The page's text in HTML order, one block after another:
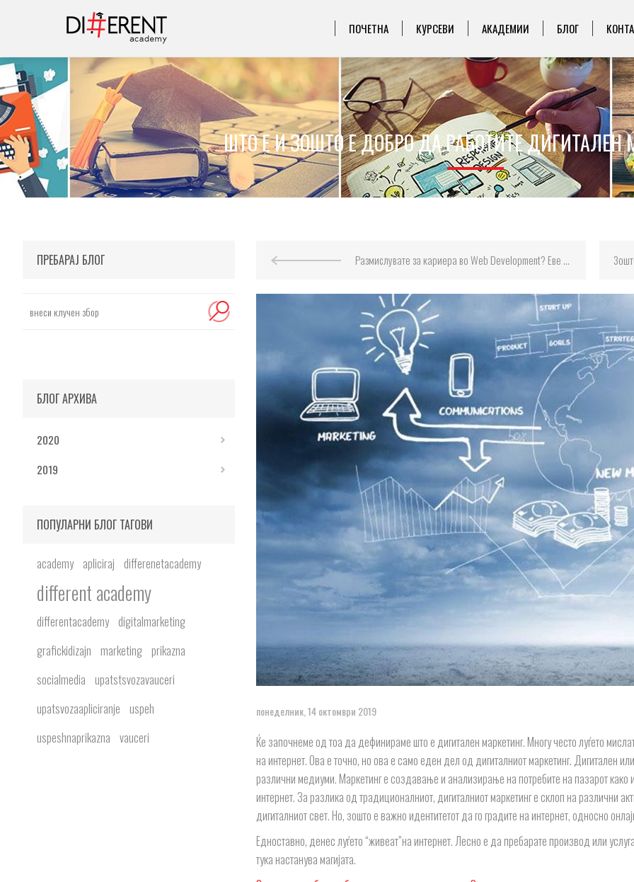
ПОЧЕТНА КУРСЕВИ АКАДЕМИИ БЛОГ
Размислувате за кариера во Web Development? Еве што треба да знаете!
ШТО Е И ЗОШТО Е ДОБРО ДА РАБОТИТЕ ДИГИТАЛЕН
понеделник, 14 октомври 2019
Ќе започнеме од тоа да дефинираме што е дигитален маркетинг. Многу често луѓето
на интернет. Ова е точно, но ова е само еден дел од дигиталниот маркетинг. Дигитален
различни медиуми. Маркетинг е создавање и анализирање на потребите на пазарот како
интернет. За разлика од традиционалниот, дигиталниот маркетинг е склоп на различни
дигиталниот свет. Но, зошто е важно идентитетот да го градите на интернет, односно
Едноставно, денес луѓето “живеат”на интернет. Лесно е да пребарате производ или
тука настанува магијата.
ПРЕБАРАЈ БЛОГ
БЛОГ АРХИВА
2020
2019
ПОПУЛАРНИ БЛОГ ТАГОВИ
academy apliciraj differenetacademy
different academy
differentacademy digitalmarketing
grafickidizajn
marketing prikazna
socialmedia
upatstsvozavauceri
upatsvozaapliciranje
uspeh
uspeshnaprikazna vauceri